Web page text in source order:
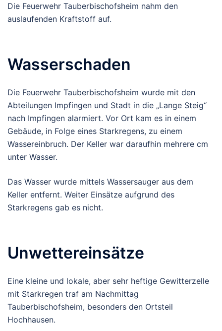
Die Feuerwehr Tauberbischofsheim nahm den
auslaufenden Kraftstoff auf.
Wasserschaden
Die Feuerwehr Tauberbischofsheim wurde mit den
Abteilungen Impfingen und Stadt in die „Lange Steig“
nach Impfingen alarmiert. Vor Ort kam es in einem
Gebäude, in Folge eines Starkregens, zu einem
Wassereinbruch. Der Keller war daraufhin mehrere cm
unter Wasser.
Das Wasser wurde mittels Wassersauger aus dem
Keller entfernt. Weiter Einsätze aufgrund des
Starkregens gab es nicht.
Unwettereinsätze
Eine kleine und lokale, aber sehr heftige Gewitterzelle
mit Starkregen traf am Nachmittag
Tauberbischofsheim, besonders den Ortsteil
Hochhausen.